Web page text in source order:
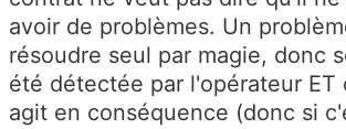
avoir de problèmes. Un
résoudre seul par magie, donc
été détectée par l'opérateur ET
agit en conséquence (donc si